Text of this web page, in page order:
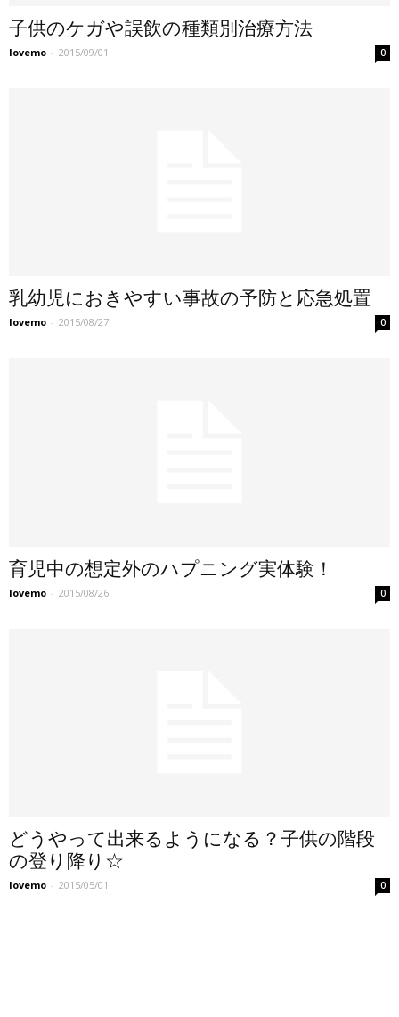
子供のケガや誤飲の種類別治療方法
lovemo - 2015/09/01 0
乳幼児におきやすい事故の予防と応急処置
lovemo - 2015/08/27 0
育児中の想定外のハプニング実体験！
lovemo - 2015/08/26 0
どうやって出来るようになる？子供の階段
の登り降り☆
lovemo - 2015/05/01 0